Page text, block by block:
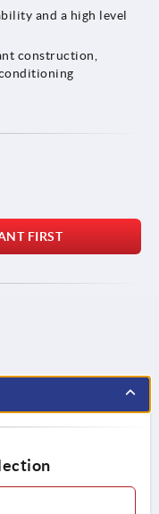
and a high level
construction,
FIRST